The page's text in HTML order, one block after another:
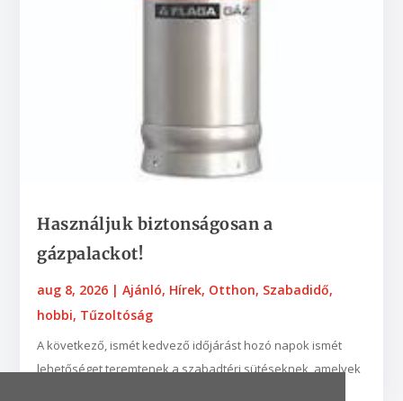
Használjuk biztonságosan a
gázpalackot!
aug 8, 2026 |Ajánló, Hírek, Otthon, Szabadidő,
hobbi, Tűzoltóság
A következő, ismét kedvező időjárást hozó napok ismét
lehetőséget teremtenek a szabadtéri sütéseknek, amelyek